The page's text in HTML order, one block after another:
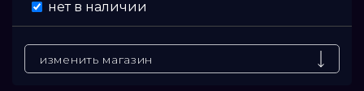
До
нет в наличии
изменить магазин